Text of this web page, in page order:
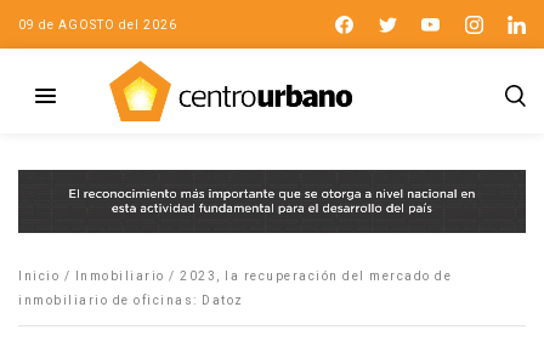
09 de AGOSTO del 2026
Inicio / Inmobiliario / 2023, la recuperación del mercado de
inmobiliario de oficinas: Datoz